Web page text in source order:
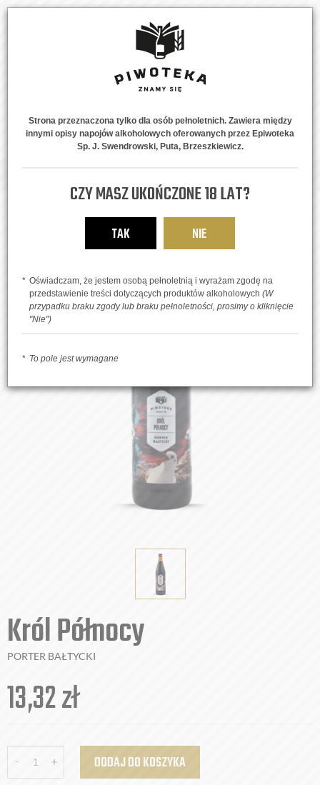
MENU 0
Król Północy
PORTER BAŁTYCKI
13,32zł
- + DODAJ DO KOSZYKA
Strona przeznaczona tylko dla osób pełnoletnich. Zawiera między
innymi opisy napojów alkoholowych oferowanych przez Epiwoteka
Sp. J. Swendrowski, Puta, Brzeszkiewicz.
CZY MASZ UKOŃCZONE 18 LAT?
TAK NIE
Oświadczam, że jestem osobą pełnoletnią i wyrażam zgodę na
przedstawienie treści dotyczących produktów alkoholowych (W
przypadku braku zgody lub braku pełnoletności, prosimy o kliknięcie
"Nie")
To pole jest wymagane